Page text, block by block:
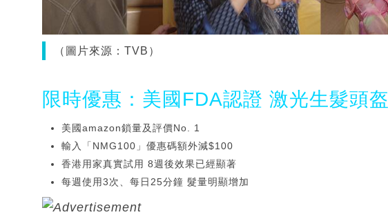
（圖片來源：TVB）
限時優惠：美國FDA認證 激光生髮頭盔
美國amazon鎖量及評價No. 1
輸入「NMG100」優惠碼額外減$100
香港用家真實試用 8週後效果已經顯著
每週使用3次、每日25分鐘 髮量明顯增加